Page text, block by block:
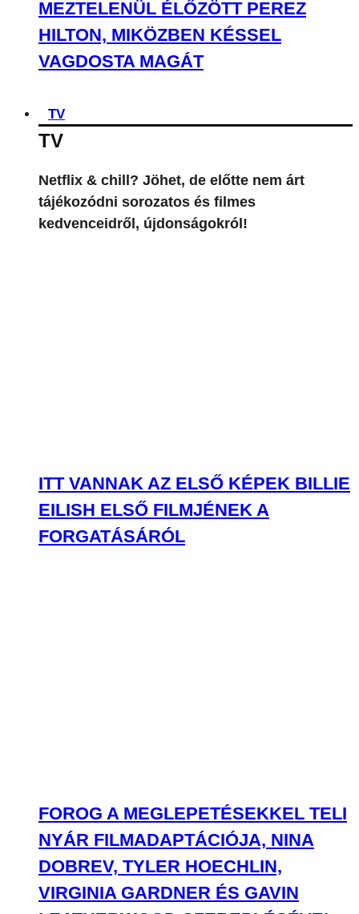
MEZTELENÜL ÉLŐZÖTT PEREZ
HILTON, MIKÖZBEN KÉSSEL
VAGDOSTA MAGÁT
TV
TV
Netflix & chill? Jöhet, de előtte nem árt
tájékozódni sorozatos és filmes
kedvenceidről, újdonságokról!
ITT VANNAK AZ ELSŐ KÉPEK BILLIE
EILISH ELSŐ FILMJÉNEK A
FORGATÁSÁRÓL
FOROG A MEGLEPETÉSEKKEL TELI
NYÁR FILMADAPTÁCIÓJA, NINA
DOBREV, TYLER HOECHLIN,
VIRGINIA GARDNER ÉS GAVIN